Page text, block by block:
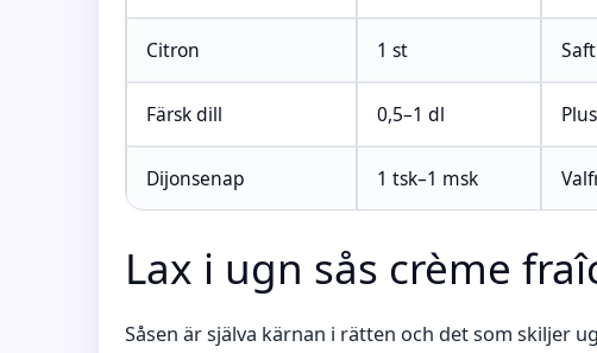
Citron 1 st
Färsk dill 0,5–1 dl
Dijonsenap 1 tsk–1 msk
Lax i ugn sås crème
Såsen är själva kärnan i rätten och det som skiljer